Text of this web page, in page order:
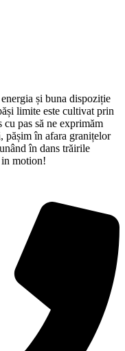
și buna dispoziție
limite este cultivat prin
pas să ne exprimăm
pășim în afara granițelor
în dans trăirile
in motion!